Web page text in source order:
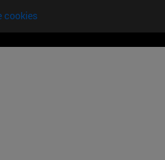
cookies